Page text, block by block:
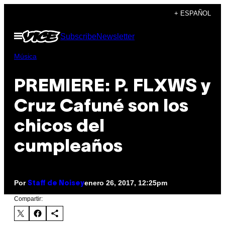
contenido
+ ESPAÑOL
Abrir
Menú
SubscribeNewsletter
Música
PREMIERE: P. FLXWS y
Cruz Cafuné son los
chicos del
cumpleaños
Por Staff de Noiseyenero 26, 2017, 12:25pm
Compartir: